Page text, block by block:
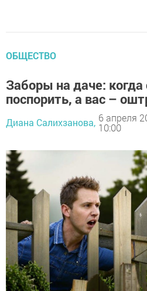
ОБЩЕСТВО
Заборы на даче: когда
поспорить, а вас –
Диана Салихзанова, 6 апреля
10:00